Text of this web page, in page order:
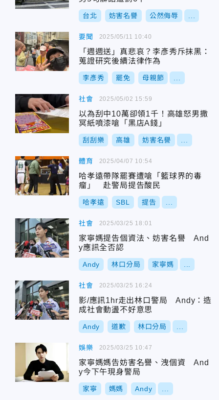
台北 妨害名譽 公然侮辱
要聞
「週週送」真悲哀？李彥秀斥抹黑：
蒐證研究後續法律作為
李彥秀 罷免 母親節
2025/05/11 10:40
社會
以為刮中10萬卻領1千！高雄怒男撒
冥紙噴漆嗆「黑店A錢」
刮刮樂 高雄 妨害名譽
2025/05/02 15:59
體育
哈孝遠帶隊罷賽遭嗆「籃球界的毒
瘤」 赴警局提告酸民
哈孝遠 SBL 提告
2025/04/07 10:54
社會
家寧媽提告個資法、妨害名譽 And
y應訊全否認
Andy 林口分局 家寧媽
2025/03/25 18:01
社會
影/應訊1hr走出林口警局 Andy：造
成社會動盪不好意思
Andy 道歉 林口分局
2025/03/25 16:24
娛樂
家寧媽媽告妨害名譽、洩個資 And
y今下午現身警局
家寧 媽媽 Andy
2025/03/25 10:47